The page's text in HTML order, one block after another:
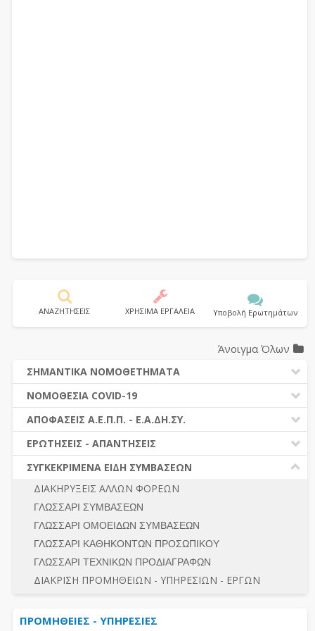
ΑΝΑΖΗΤΗΣΕΙΣ ΧΡΗΣΙΜΑ ΕΡΓΑΛΕΙΑ Υποβολή Ερωτημάτων
Άνοιγμα Όλων
ΣΗΜΑΝΤΙΚΑ ΝΟΜΟΘΕΤΗΜΑΤΑ
ΔΗΜΟΣΙΕΣ ΣΥΜΒΑΣΕΙΣ (Ν. 4412/2016)
ΔΗΜΟΤΙΚΟΣ ΚΩΔΙΚΑΣ (Ν.3463/2006)
ΚΑΛΛΙΚΡΑΤΗΣ (Ν.3852/2010)
ΝΟΜΟΘΕΣΙΑ - ΝΟΜΟΛΟΓΙΑ (ΣΥΝΟΛΟ)
ΝΟΜΟΘΕΣΙΑ COVID-19
ΝΟΜΟΘΕΣΙΑ - ΝΟΜΟΛΟΓΙΑ COVID -19
ΕΡΩΤΗΣΕΙΣ - ΑΠΑΝΤΗΣΕΙΣ
ΑΠΟΦΑΣΕΙΣ Α.Ε.Π.Π. - Ε.Α.ΔΗ.ΣΥ.
ΠΡΟΔΙΚΑΣΤΙΚΗ ΠΡΟΣΦΥΓΗ
ΓΕΝΙΚΟΙ ΚΑΝΟΝΕΣ
ΔΙΚΑΙΟΥΜΕΝΟΙ ΣΥΜΜΕΤΟΧΗΣ
ΠΡΟΣΦΟΡΕΣ – ΔΙΚΑΙΟΛΟΓΗΤΙΚΑ ΣΥΜΜΕΤΟΧΗΣ
ΔΙΕΞΑΓΩΓΗ ΔΙΑΔΙΚΑΣΙΑΣ
ΕΣΗΔΗΣ – ΚΗΜΔΗΣ
ΠΕΡΙΛΗΨΕΙΣ ΑΠΟΦΑΣΕΩΝ Α.Ε.Π.Π. - Ε.Α.ΔΗ.ΣΥ.
ΣΥΝΟΛΟ
ΕΡΩΤΗΣΕΙΣ - ΑΠΑΝΤΗΣΕΙΣ
Ν. 4782/2021 - ΤΡΟΠΟΠΟΙΗΣΗ 4412/2016
ΔΙΕΞΑΓΩΓΗ ΔΙΑΔΙΚΑΣΙΑΣ
ΔΙΑΔΙΚΑΣΙΕΣ ΑΝΑΘΕΣΗΣ
ΓΕΝΙΚΟΙ ΚΑΝΟΝΕΣ
ΠΡΟΕΤΟΙΜΑΣΙΑ - ΔΗΜΟΣΙΟΤΗΤΑ
ΛΟΓΟΙ ΑΠΟΚΛΕΙΣΜΟΥ-ΔΙΚΑΙΟΥΜΕΝΟΙ ΣΥΜΜΕΤΟΧΗΣ
ΠΡΟΣΦΟΡΕΣ - ΔΙΚΑΙΟΛΟΓΗΤΙΚΑ ΣΥΜΜΕΤΟΧΗΣ
ΣΥΓΚΕΚΡΙΜΕΝΑ ΕΙΔΗ ΣΥΜΒΑΣΕΩΝ
ΔΙΑΚΗΡΥΞΕΙΣ ΑΛΛΩΝ ΦΟΡΕΩΝ
ΓΛΩΣΣΑΡΙ ΣΥΜΒΑΣΕΩΝ
ΓΛΩΣΣΑΡΙ ΟΜΟΕΙΔΩΝ ΣΥΜΒΑΣΕΩΝ
ΓΛΩΣΣΑΡΙ ΚΑΘΗΚΟΝΤΩΝ ΠΡΟΣΩΠΙΚΟΥ
ΓΛΩΣΣΑΡΙ ΤΕΧΝΙΚΩΝ ΠΡΟΔΙΑΓΡΑΦΩΝ
ΔΙΑΚΡΙΣΗ ΠΡΟΜΗΘΕΙΩΝ - ΥΠΗΡΕΣΙΩΝ - ΕΡΓΩΝ
ΠΡΟΜΗΘΕΙΕΣ - ΥΠΗΡΕΣΙΕΣ